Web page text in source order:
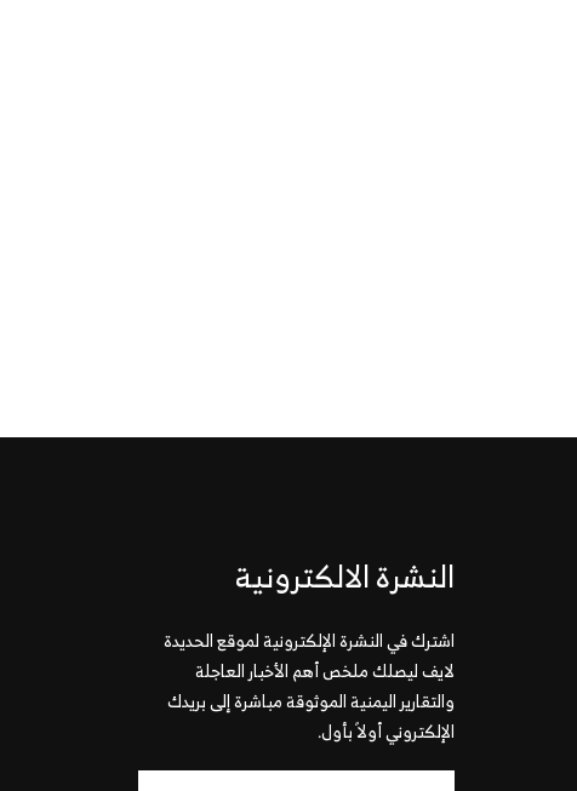
النشرة الالكترونية
اشترك في النشرة الإلكترونية لموقع الحديدة
لايف ليصلك ملخص أهم الأخبار العاجلة
والتقارير اليمنية الموثوقة مباشرة إلى بريدك
الإلكتروني أولاً بأول.